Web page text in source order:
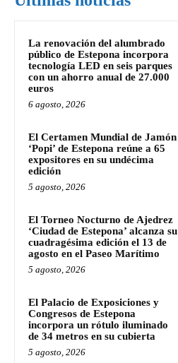
La renovación del alumbrado
público de Estepona incorpora
tecnología LED en seis parques
con un ahorro anual de 27.000
euros
6 agosto, 2026
El Certamen Mundial de Jamón
‘Popi’ de Estepona reúne a 65
expositores en su undécima
edición
5 agosto, 2026
El Torneo Nocturno de Ajedrez
‘Ciudad de Estepona’ alcanza su
cuadragésima edición el 13 de
agosto en el Paseo Marítimo
5 agosto, 2026
El Palacio de Exposiciones y
Congresos de Estepona
incorpora un rótulo iluminado
de 34 metros en su cubierta
5 agosto, 2026